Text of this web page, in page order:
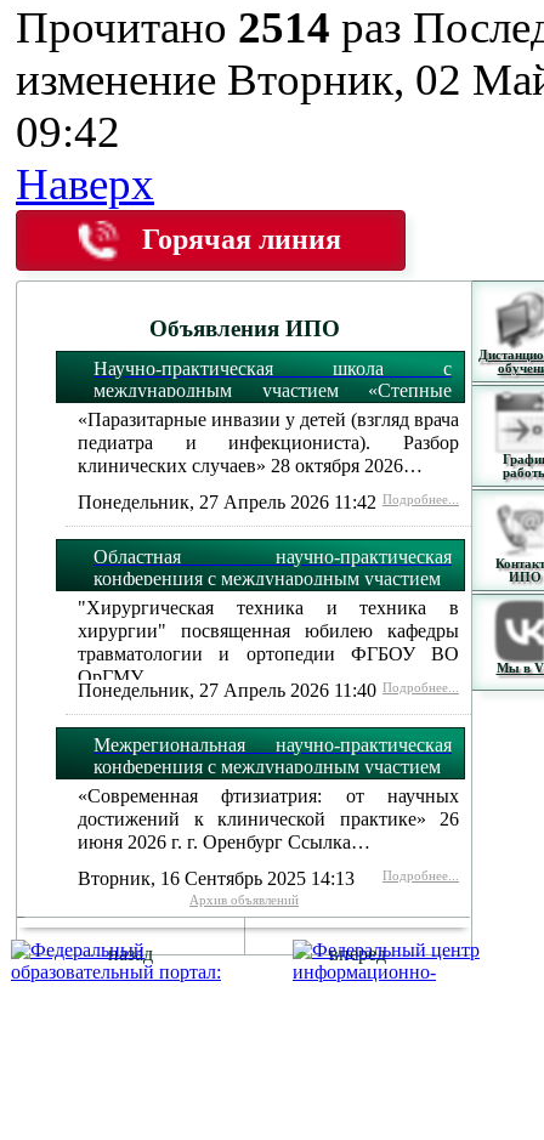
Прочитано 2514 раз
изменение Вторник, 02
09:42
Наверх
Горячая линия
Объявления ИПО
Научно-практическая школа с
международным участием «Степные
огни»:
«Паразитарные инвазии у детей (взгляд врача
педиатра и инфекциониста). Разбор
клинических случаев» 28 октября 2026…
Понедельник, 27 Апрель 2026 11:42 Подробнее...
Областная научно-практическая
конференция с международным участием
"Хирургическая техника и техника в
хирургии" посвященная юбилею кафедры
травматологии и ортопедии ФГБОУ ВО
ОрГМУ…
Понедельник, 27 Апрель 2026 11:40 Подробнее...
Межрегиональная научно-практическая
конференция с международным участием
«Современная фтизиатрия: от научных
достижений к клинической практике» 26
июня 2026 г. г. Оренбург Ссылка…
Вторник, 16 Сентябрь 2025 14:13
Подробнее...
Архив объявлений
назад вперед
ИПО
Мы в